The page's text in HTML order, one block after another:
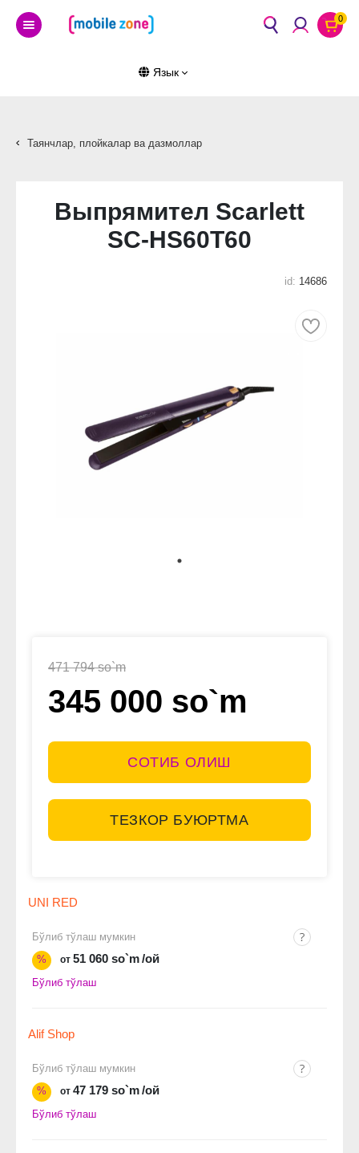
0
Язык
Таянчлар, плойкалар ва дазмоллар
Выпрямител Scarlett
SC-HS60T60
id: 14686
471 794 so`m
345 000 so`m
СОТИБ ОЛИШ
ТЕЗКОР БУЮРТМА
UNI RED
Бўлиб тўлаш мумкин
%
от 51 060 so`m/ой
Бўлиб тўлаш
Alif Shop
Бўлиб тўлаш мумкин
%
от 47 179 so`m/ой
Бўлиб тўлаш